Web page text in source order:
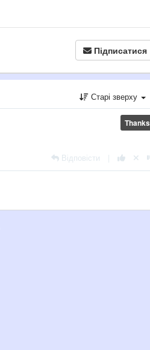
Підписатися
Старі зверху
Thanks
Відповісти